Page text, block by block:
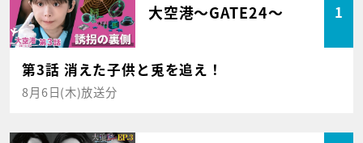
大空港～GATE24～ 1
第3話 消えた子供と兎を追え！
8月6日(木)放送分